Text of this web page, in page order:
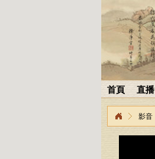
首頁 直播
影音